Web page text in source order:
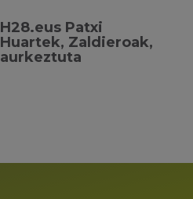
H28.eus Patxi
Huartek, Zaldieroak,
aurkeztuta